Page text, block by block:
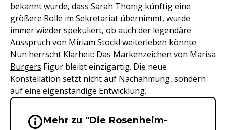
bekannt wurde, dass Sarah Thonig künftig eine
größere Rolle im Sekretariat übernimmt, wurde
immer wieder spekuliert, ob auch der legendäre
Ausspruch von Miriam Stockl weiterleben könnte.
Nun herrscht Klarheit: Das Markenzeichen von Marisa
Burgers Figur bleibt einzigartig. Die neue
Konstellation setzt nicht auf Nachahmung, sondern
auf eine eigenständige Entwicklung.
Wichtige Hinweise &
Mehr zu "Die Rosenheim-